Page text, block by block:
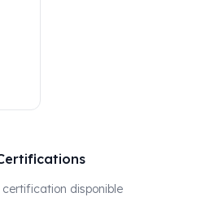
certification disponible